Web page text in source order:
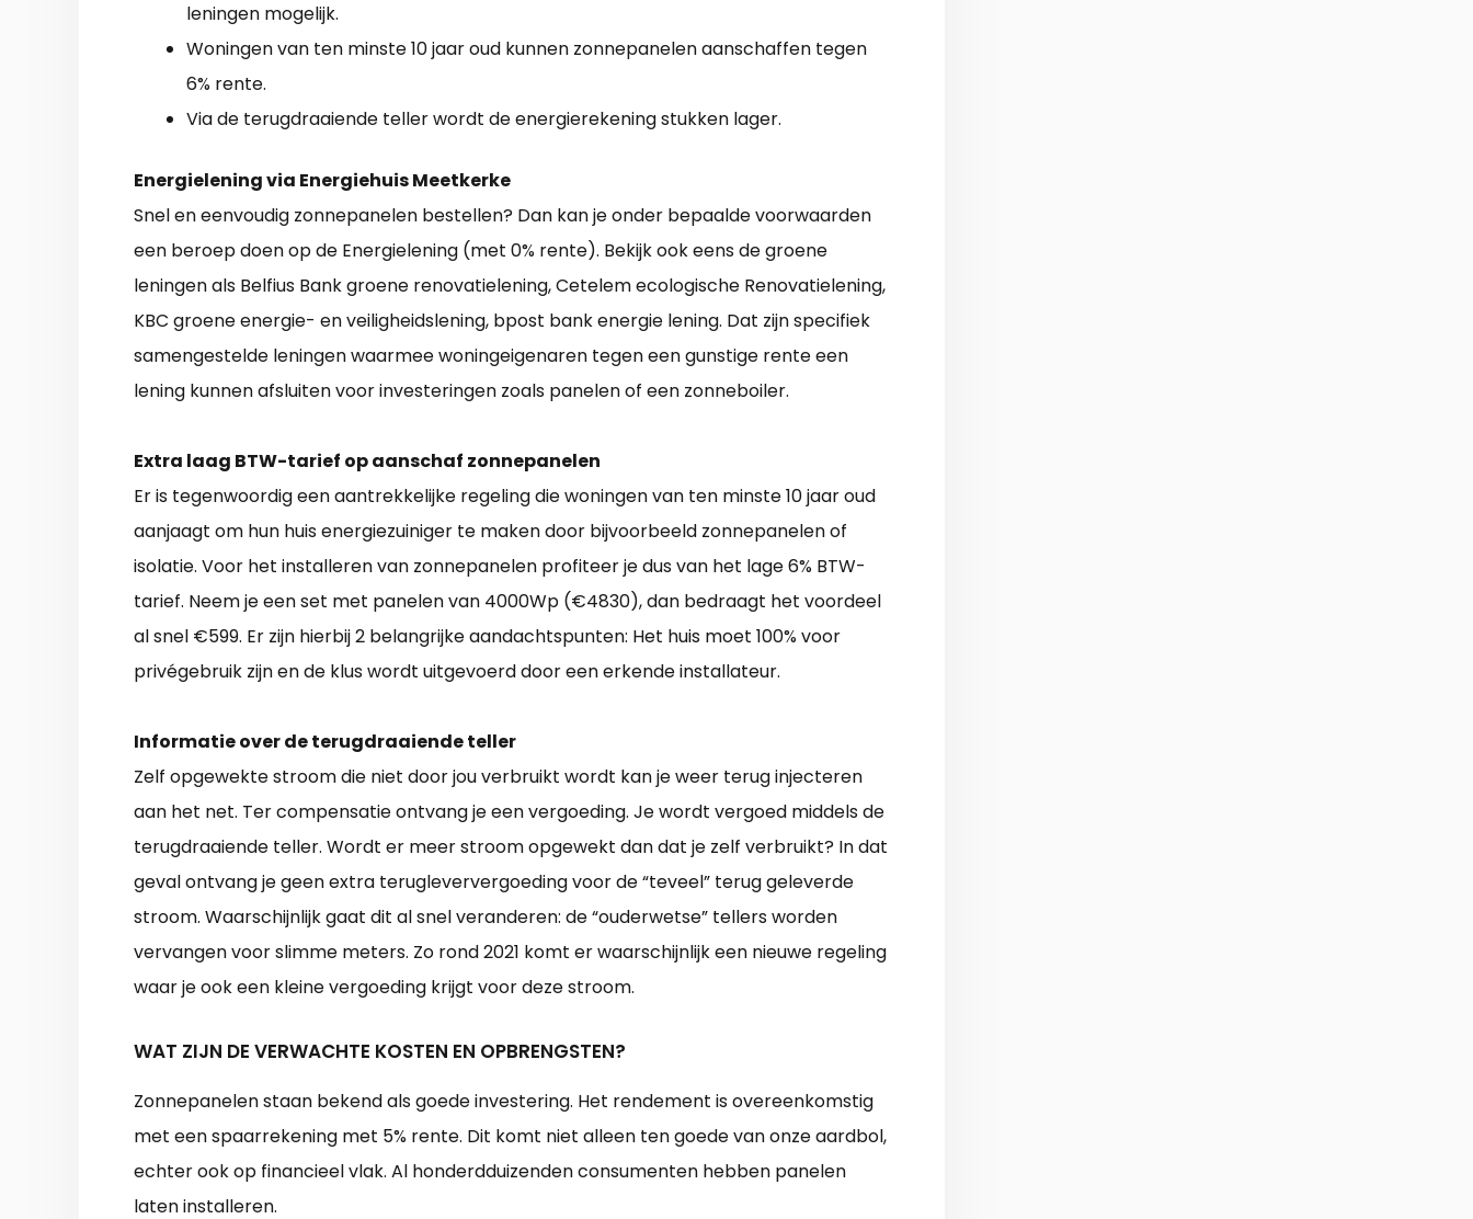
leningen mogelijk.
Woningen van ten minste 10 jaar oud kunnen zonnepanelen aanschaffen tegen
6% rente.
Via de terugdraaiende teller wordt de energierekening stukken lager.
Energielening via Energiehuis Meetkerke
Snel en eenvoudig zonnepanelen bestellen? Dan kan je onder bepaalde voorwaarden
een beroep doen op de Energielening (met 0% rente). Bekijk ook eens de groene
leningen als Belfius Bank groene renovatielening, Cetelem ecologische Renovatielening,
KBC groene energie- en veiligheidslening, bpost bank energie lening. Dat zijn specifiek
samengestelde leningen waarmee woningeigenaren tegen een gunstige rente een
lening kunnen afsluiten voor investeringen zoals panelen of een zonneboiler.
Extra laag BTW-tarief op aanschaf zonnepanelen
Er is tegenwoordig een aantrekkelijke regeling die woningen van ten minste 10 jaar oud
aanjaagt om hun huis energiezuiniger te maken door bijvoorbeeld zonnepanelen of
isolatie. Voor het installeren van zonnepanelen profiteer je dus van het lage 6% BTW-
tarief. Neem je een set met panelen van 4000Wp (€4830), dan bedraagt het voordeel
al snel €599. Er zijn hierbij 2 belangrijke aandachtspunten: Het huis moet 100% voor
privégebruik zijn en de klus wordt uitgevoerd door een erkende installateur.
Informatie over de terugdraaiende teller
Zelf opgewekte stroom die niet door jou verbruikt wordt kan je weer terug injecteren
aan het net. Ter compensatie ontvang je een vergoeding. Je wordt vergoed middels de
terugdraaiende teller. Wordt er meer stroom opgewekt dan dat je zelf verbruikt? In dat
geval ontvang je geen extra terugleververgoeding voor de “teveel” terug geleverde
stroom. Waarschijnlijk gaat dit al snel veranderen: de “ouderwetse” tellers worden
vervangen voor slimme meters. Zo rond 2021 komt er waarschijnlijk een nieuwe regeling
waar je ook een kleine vergoeding krijgt voor deze stroom.
WAT ZIJN DE VERWACHTE KOSTEN EN OPBRENGSTEN?
Zonnepanelen staan bekend als goede investering. Het rendement is overeenkomstig
met een spaarrekening met 5% rente. Dit komt niet alleen ten goede van onze aardbol,
echter ook op financieel vlak. Al honderdduizenden consumenten hebben panelen
laten installeren.